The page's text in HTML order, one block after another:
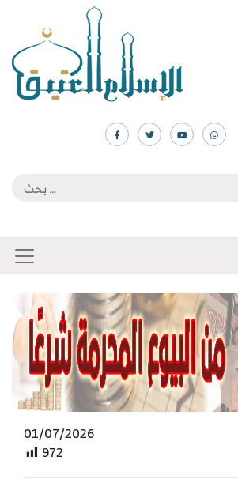
01/07/2026
972